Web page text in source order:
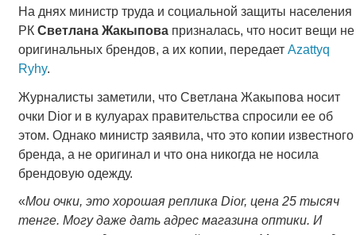
На днях министр труда и социальной защиты населения
РК Светлана Жакыпова призналась, что носит вещи не
оригинальных брендов, а их копии, передает Azattyq
Ryhy.
Журналисты заметили, что Светлана Жакыпова носит
очки Dior и в кулуарах правительства спросили ее об
этом. Однако министр заявила, что это копии известного
бренда, а не оригинал и что она никогда не носила
брендовую одежду.
«Мои очки, это хорошая реплика Dior, цена 25 тысяч
тенге. Могу даже дать адрес магазина оптики. И